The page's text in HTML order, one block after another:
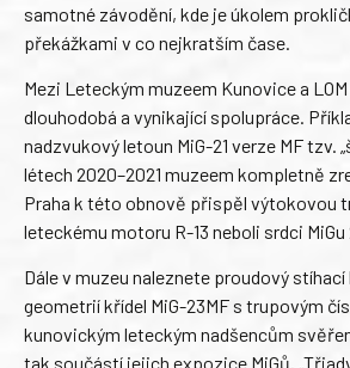
samotné závodění, kde je úkolem
překážkami v co nejkratším čase.
Mezi Leteckým muzeem Kunovice a
dlouhodobá a vynikající spolupráce.
nadzvukový letoun MiG-21 verze MF tzv.
létech 2020–2021 muzeem kompletně
Praha k této obnově přispěl výtokovou
leteckému motoru R-13 neboli srdci MiGu
Dále v muzeu naleznete proudový
geometrií křídel MiG-23MF s trupovým
kunovickým leteckým nadšencům
tak součástí jejich expozice MiGů.